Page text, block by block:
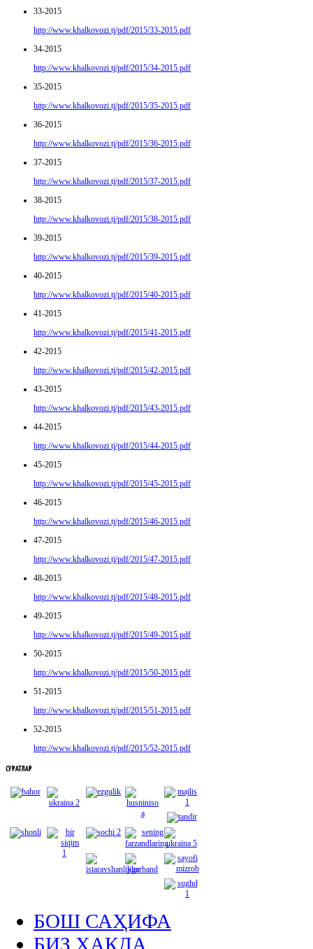
33-2015
http://www.khalkovozi.tj/pdf/2015/33-2015.pdf
34-2015
http://www.khalkovozi.tj/pdf/2015/34-2015.pdf
35-2015
http://www.khalkovozi.tj/pdf/2015/35-2015.pdf
36-2015
http://www.khalkovozi.tj/pdf/2015/36-2015.pdf
37-2015
http://www.khalkovozi.tj/pdf/2015/37-2015.pdf
38-2015
http://www.khalkovozi.tj/pdf/2015/38-2015.pdf
39-2015
http://www.khalkovozi.tj/pdf/2015/39-2015.pdf
40-2015
http://www.khalkovozi.tj/pdf/2015/40-2015.pdf
41-2015
http://www.khalkovozi.tj/pdf/2015/41-2015.pdf
42-2015
http://www.khalkovozi.tj/pdf/2015/42-2015.pdf
43-2015
http://www.khalkovozi.tj/pdf/2015/43-2015.pdf
44-2015
http://www.khalkovozi.tj/pdf/2015/44-2015.pdf
45-2015
http://www.khalkovozi.tj/pdf/2015/45-2015.pdf
46-2015
http://www.khalkovozi.tj/pdf/2015/46-2015.pdf
47-2015
http://www.khalkovozi.tj/pdf/2015/47-2015.pdf
48-2015
http://www.khalkovozi.tj/pdf/2015/48-2015.pdf
49-2015
http://www.khalkovozi.tj/pdf/2015/49-2015.pdf
50-2015
http://www.khalkovozi.tj/pdf/2015/50-2015.pdf
51-2015
http://www.khalkovozi.tj/pdf/2015/51-2015.pdf
52-2015
http://www.khalkovozi.tj/pdf/2015/52-2015.pdf
СУРАТЛАР
БОШ САҲИФА
БИЗ ҲАҚДА